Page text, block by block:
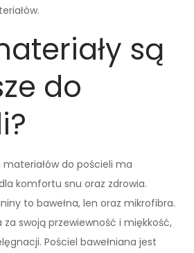
są
do
do pościeli ma
komfortu snu oraz zdrowia.
to bawełna, len oraz mikrofibra.
za swoją przewiewność i miękkość,
Pościel bawełniana jest